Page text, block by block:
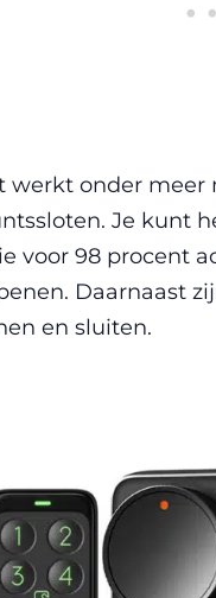
werkt onder meer
Je kunt
voor 98 procent
Daarnaast
en sluiten.